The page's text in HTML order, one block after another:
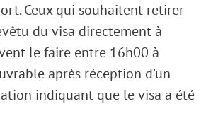
Ceux qui souhaitent retirer
du visa directement à
le faire entre 16h00 à
après réception d’un
indiquant que le visa a été